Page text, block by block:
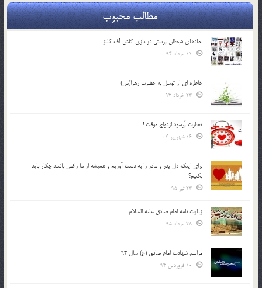
مطالب محبوب
نمادهای شیطان پرستی در بازی کلش آف کلنز
خاطره ای از توسل به حضرت زهرا(س)
تجارت پُرسود ازدواج موقت !
براي اينكه دل پدر و مادر را به دست آوريم و هميشه از ما راضي باشند چكار بايد
بكنيم؟
زیارت نامه امام صادق علیه السلام
مراسم شهادت امام صادق (ع) سال 93